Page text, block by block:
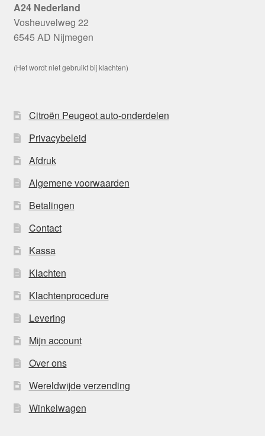
A24 Nederland
Vosheuvelweg 22
6545 AD Nijmegen
(Het wordt niet gebruikt bij klachten)
Citroën Peugeot auto-onderdelen
Privacybeleid
Afdruk
Algemene voorwaarden
Betalingen
Contact
Kassa
Klachten
Klachtenprocedure
Levering
Mijn account
Over ons
Wereldwijde verzending
Winkelwagen